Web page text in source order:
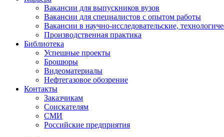
Вакансии для выпускников вузов
Вакансии для специалистов с опытом работы
Вакансии в научно-исследовательские,
Производственная практика
Библиотека
Успешные проекты
Брошюры
Видеоматериалы
Нефтегазовое обозрение
Контакты
Заказчикам
Соискателям
СМИ
Российские предприятия